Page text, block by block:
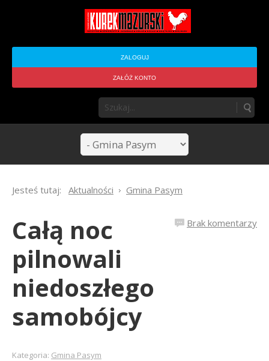
ZALOGUJ
ZAŁÓŻ KONTO
Jesteś tutaj: Aktualności Gmina Pasym
Brak komentarzy
Całą noc
pilnowali
niedoszłego
samobójcy
Kategoria: Gmina Pasym